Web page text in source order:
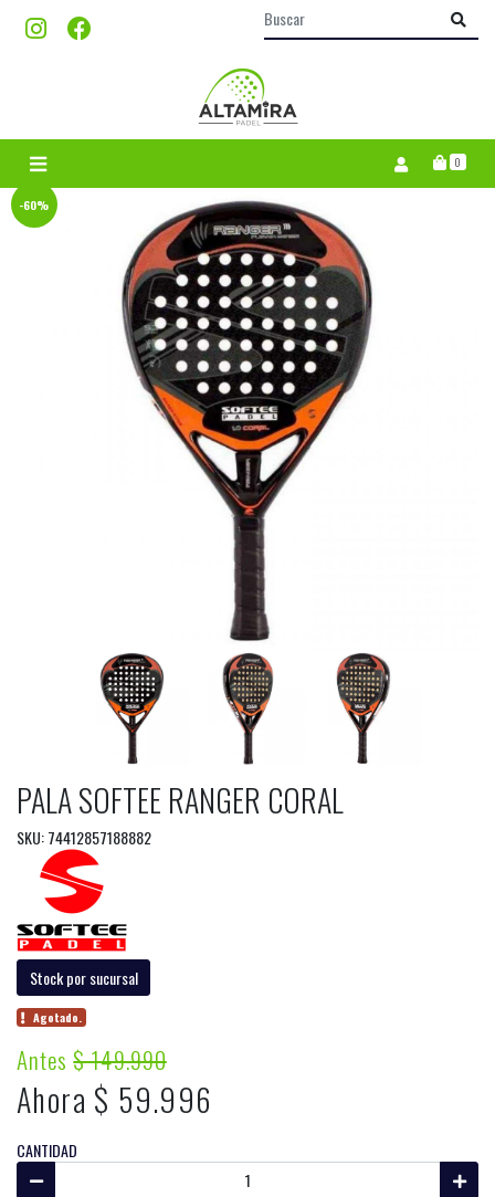
0
-60%
PALA SOFTEE RANGER CORAL
SKU: 74412857188882
Stock por sucursal
Agotado.
Antes$ 149.990
Ahora $ 59.996
CANTIDAD